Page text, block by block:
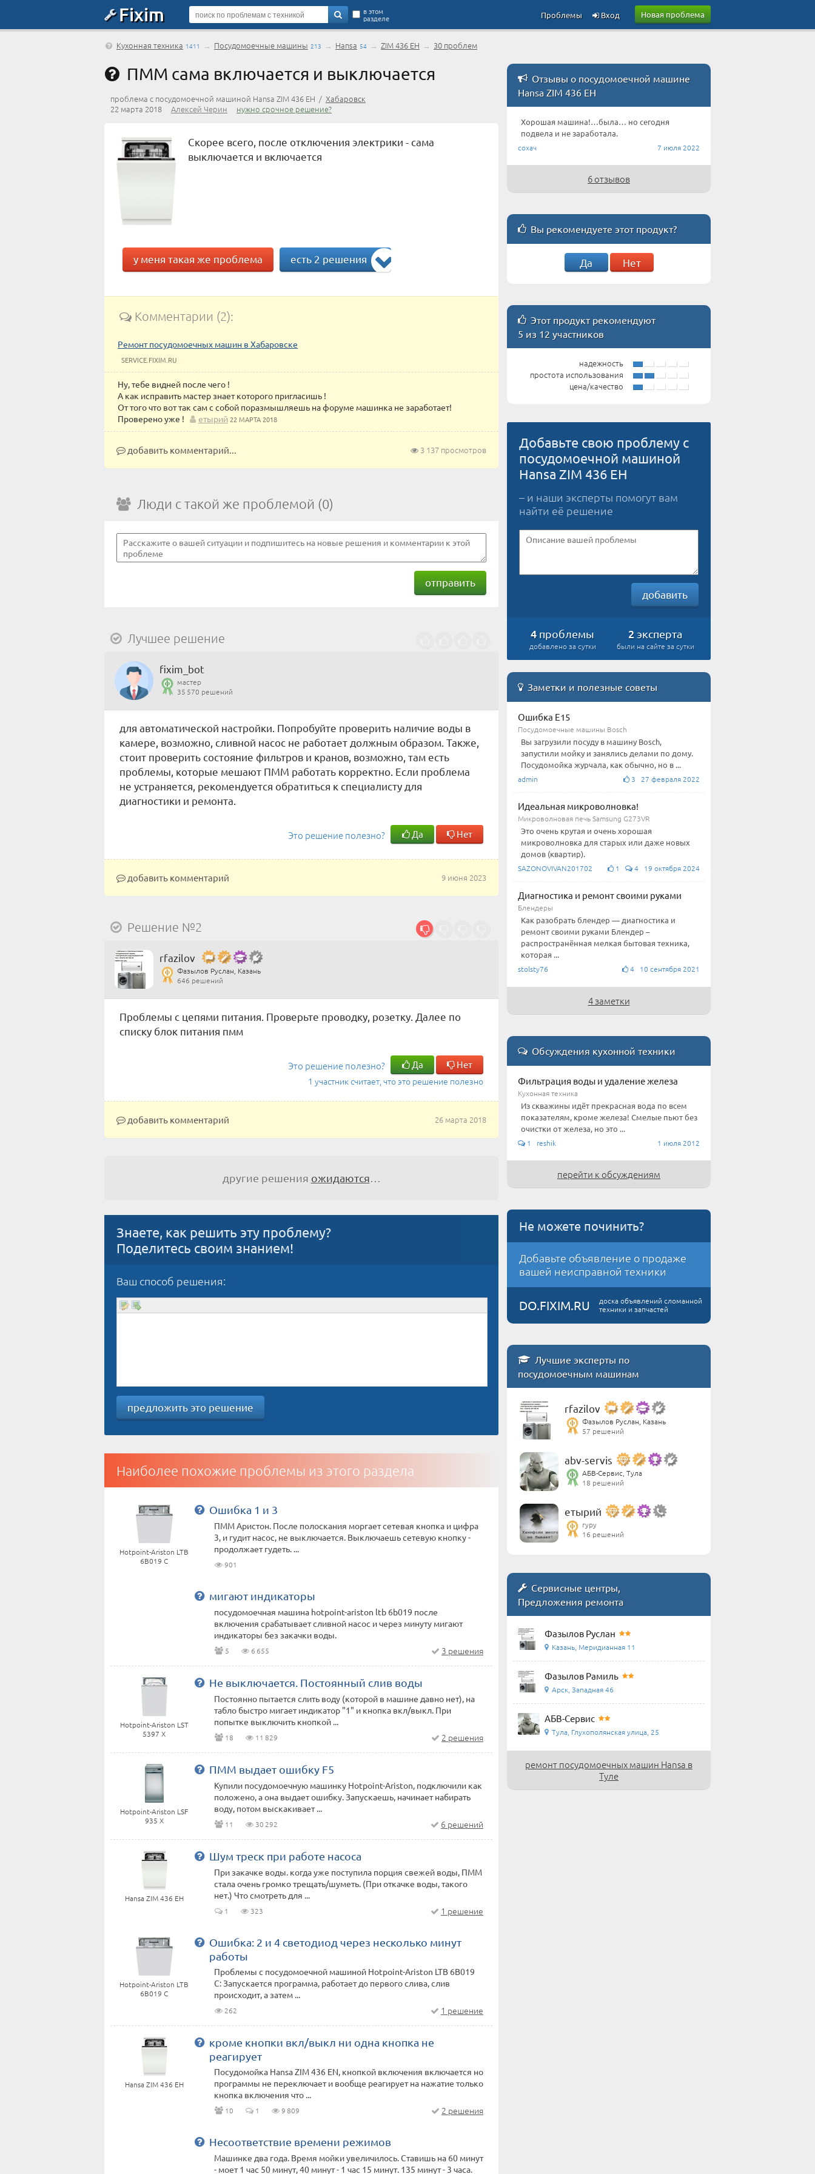
Fixim Новая проблема
в этом
разделе Вход
Проблемы
Кухонная техника 1411 → Посудомоечные машины 213 → Hansa 54 → ZIM 436 EH → 30 проблем
ПММ сама включается и выключается
проблема с посудомоечной машиной Hansa ZIM 436 EH / Хабаровск
22 марта 2018 Алексей Черин нужно срочное решение?
Скорее всего, после отключения электрики - сама
выключается и включается
у меня такая же проблема есть 2 решения
Комментарии (2):
Ремонт посудомоечных машин в Хабаровске
SERVICE.FIXIM.RU
Ну, тебе видней после чего !
А как исправить мастер знает которого пригласишь !
От того что вот так сам с собой поразмышляешь на форуме машинка не заработает!
Проверено уже !
етырий 22 МАРТА 2018
3 137 просмотров
добавить комментарий...
Люди с такой же проблемой (0)
отправить
Лучшее решение
fixim_bot
мастер
35 570 решений
для автоматической настройки. Попробуйте проверить наличие воды в
камере, возможно, сливной насос не работает должным образом. Также,
стоит проверить состояние фильтров и кранов, возможно, там есть
проблемы, которые мешают ПММ работать корректно. Если проблема
не устраняется, рекомендуется обратиться к специалисту для
диагностики и ремонта.
Это решение полезно? Да Нет
9 июня 2023
добавить комментарий
Решение №2
rfazilov
Фазылов Руслан, Казань
646 решений
Проблемы с цепями питания. Проверьте проводку, розетку. Далее по
списку блок питания пмм
Это решение полезно? Да Нет
1 участник считает, что это решение полезно
26 марта 2018
добавить комментарий
другие решения ожидаются
Знаете, как решить эту проблему?
Поделитесь своим знанием!
Ваш способ решения:
предложить это решение
Наиболее похожие проблемы из этого раздела
Hotpoint-Ariston LTB
6B019 C
Ошибка 1 и 3
ПММ Аристон. После полоскания моргает сетевая кнопка и цифра
3, и гудит насос, не выключается. Выключаешь сетевую кнопку -
продолжает гудеть. ...
901
мигают индикаторы
посудомоечная машина hotpoint-ariston ltb 6b019 после
включения срабатывает сливной насос и через минуту мигают
индикаторы без закачки воды.
5 6 655 3 решения
Hotpoint-Ariston LST
5397 X
Не выключается. Постоянный слив воды
Постоянно пытается слить воду (которой в машине давно нет), на
табло быстро мигает индикатор "1" и кнопка вкл/выкл. При
попытке выключить кнопкой ...
18 11 829 2 решения
Hotpoint-Ariston LSF
935 X
ПММ выдает ошибку F5
Купили посудомоечную машинку Hotpoint-Ariston, подключили как
положено, а она выдает ошибку. Запускаешь, начинает набирать
воду, потом выскакивает ...
11 30 292 6 решений
Hansa ZIM 436 EH
Шум треск при работе насоса
При закачке воды. когда уже поступила порция свежей воды, ПММ
стала очень громко трещать/шуметь. (При откачке воды, такого
нет.) Что смотреть для ...
1 323 1 решение
Hotpoint-Ariston LTB
6B019 C
Ошибка: 2 и 4 светодиод через несколько минут
работы
Проблемы с посудомоечной машиной Hotpoint-Ariston LTB 6B019
C: Запускается программа, работает до первого слива, слив
происходит, а затем ...
262 1 решение
Hansa ZIM 436 EH
кроме кнопки вкл/выкл ни одна кнопка не
реагирует
Посудомойка Hansa ZIM 436 EN, кнопкой включения включается но
программы не переключает и вообще реагирует на нажатие только
кнопка включения что ...
10 1 9 809 2 решения
Несоответствие времени режимов
Машинке два года. Время мойки увеличилось. Ставишь на 60 минут
- моет 1 час 50 минут, 40 минут - 1 час 15 минут. 135 минут - 3 часа.
Отзывы о посудомоечной машине
Hansa ZIM 436 EH
Хорошая машина!…была… но сегодня
подвела и не заработала.
сохач 7 июля 2022
6 отзывов
Вы рекомендуете этот продукт?
Да Нет
Этот продукт рекомендуют
5 из 12 участников
надежность
простота использования
цена/качество
Добавьте свою проблему с
посудомоечной машиной
Hansa ZIM 436 EH
– и наши эксперты помогут вам
найти её решение
добавить
4проблемы
добавлено за сутки
2 эксперта
были на сайте за сутки
Заметки и полезные советы
Ошибка E15
Посудомоечные машины Bosch
Вы загрузили посуду в машину Bosch,
запустили мойку и занялись делами по дому.
Посудомойка журчала, как обычно, но в ...
admin 3 27 февраля 2022
Идеальная микроволновка!
Микроволновая печь Samsung G273VR
Это очень крутая и очень хорошая
микроволновка для старых или даже новых
домов (квартир).
SAZONOVIVAN201702 1 4 19 октября 2024
Диагностика и ремонт своими руками
Блендеры
Как разобрать блендер — диагностика и
ремонт своими руками Блендер –
распространённая мелкая бытовая техника,
которая ...
stolsty76 4 10 сентября 2021
4 заметки
Обсуждения кухонной техники
Фильтрация воды и удаление железа
Кухонная техника
Из скважины идёт прекрасная вода по всем
показателям, кроме железа! Смелые пьют без
очистки от железа, но это ...
1 reshik 1 июля 2012
перейти к обсуждениям
Не можете починить?
Добавьте объявление о продаже
вашей неисправной техники
DO.FIXIM.RU
доска объявлений сломанной
техники и запчастей
Лучшие эксперты по
посудомоечным машинам
rfazilov
Фазылов Руслан, Казань
57 решений
abv-servis
АБВ-Сервис, Тула
18 решений
етырий
гуру
16 решений
Сервисные центры,
Предложения ремонта
Фазылов Руслан
Казань, Меридианная 11
Фазылов Рамиль
Арск, Западная 46
АБВ-Сервис
Тула, Глухополянская улица, 25
ремонт посудомоечных машин Hansa в
Туле